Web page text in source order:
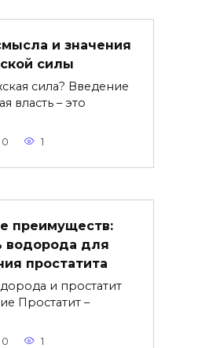
и значения
силы
сила? Введение
власть – это
0 1
преимуществ:
водорода для
простатита
и простатит
Простатит –
0 1